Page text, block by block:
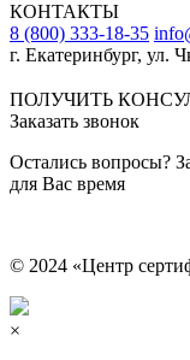
КОНТАКТЫ
8 (800) 333-18-35
г. Екатеринбург, ул.
ПОЛУЧИТЬ
Заказать звонок
Остались вопросы?
для Вас время
© 2024 «Центр
×